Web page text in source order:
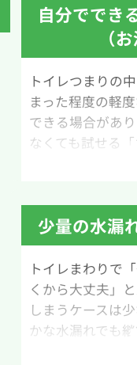
自分ででき
（
トイレつまりの
まった程度の軽
できる場合があ
なくても試せる
注げる容器と、
には注意が必要
度変化でひび割
りますので注意
作業手順は以下
が高くなってい
出して普段の水
少量の水漏
トイレまわりで
くから大丈夫」
しまうケースは
かな水漏れでも
ながる可能性が